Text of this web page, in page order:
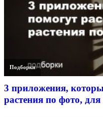
Подборки
3 приложения,
растения по фото,